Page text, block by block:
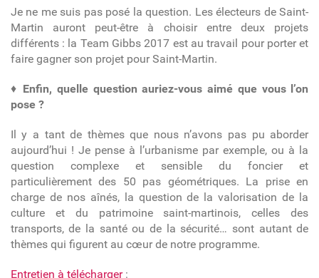
Je ne me suis pas posé la question. Les électeurs de Saint-
Martin auront peut-être à choisir entre deux projets
différents : la Team Gibbs 2017 est au travail pour porter et
faire gagner son projet pour Saint-Martin.
♦ Enfin, quelle question auriez-vous aimé que vous l’on
pose ?
Il y a tant de thèmes que nous n’avons pas pu aborder
aujourd’hui ! Je pense à l’urbanisme par exemple, ou à la
question complexe et sensible du foncier et
particulièrement des 50 pas géométriques. La prise en
charge de nos aînés, la question de la valorisation de la
culture et du patrimoine saint-martinois, celles des
transports, de la santé ou de la sécurité… sont autant de
thèmes qui figurent au cœur de notre programme.
Entretien à télécharger :